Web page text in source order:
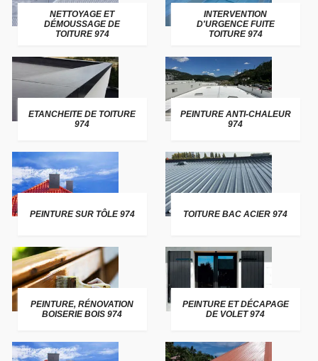
NETTOYAGE ET
DÉMOUSSAGE DE
TOITURE 974
INTERVENTION
D'URGENCE FUITE
TOITURE 974
ETANCHEITE DE TOITURE
974
PEINTURE ANTI-CHALEUR
974
PEINTURE SUR TÔLE 974 TOITURE BAC ACIER 974
PEINTURE, RÉNOVATION
BOISERIE BOIS 974
PEINTURE ET DÉCAPAGE
DE VOLET 974